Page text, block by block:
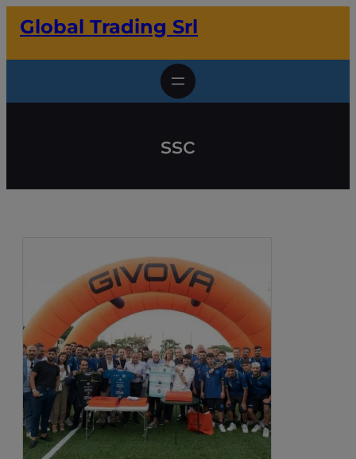
Global Trading Srl
ssc